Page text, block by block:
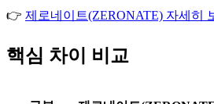
👉 제로네이트(ZERONATE) 자세히
핵심 차이 비교